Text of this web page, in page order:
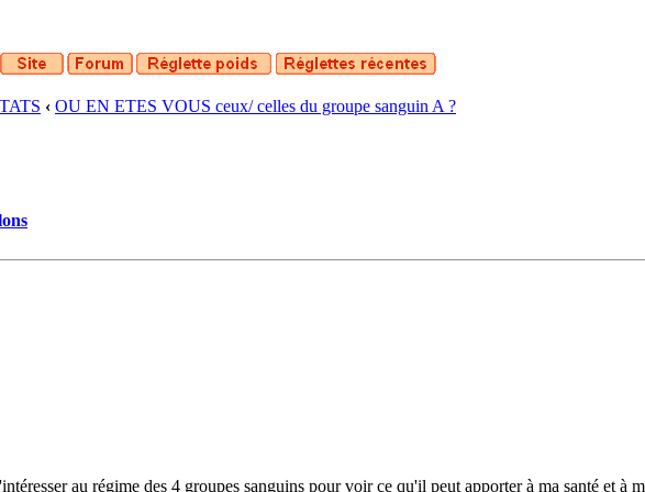
‹ OU EN ETES VOUS ceux/ celles du groupe sanguin A ?
au régime des 4 groupes sanguins pour voir ce qu'il peut apporter à ma santé et à